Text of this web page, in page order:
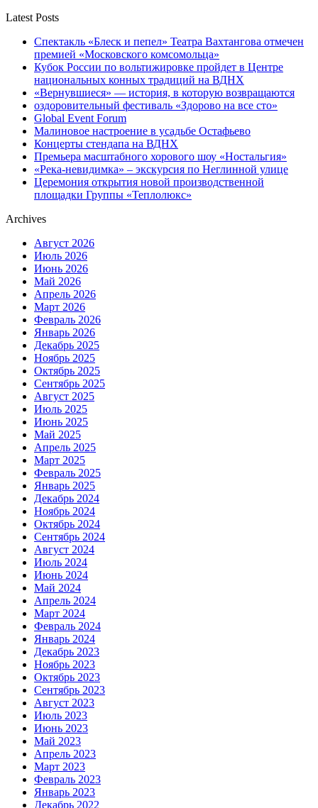
Latest Posts
Спектакль «Блеск и пепел» Театра Вахтангова отмечен
премией «Московского комсомольца»
Кубок России по вольтижировке пройдет в Центре
национальных конных традиций на ВДНХ
«Вернувшиеся» — история, в которую возвращаются
оздоровительный фестиваль «Здорово на все сто»
Global Event Forum
Малиновое настроение в усадьбе Остафьево
Концерты стендапа на ВДНХ
Премьера масштабного хорового шоу «Ностальгия»
«Река-невидимка» – экскурсия по Неглинной улице
Церемония открытия новой производственной
площадки Группы «Теплолюкс»
Archives
Август 2026
Июль 2026
Июнь 2026
Май 2026
Апрель 2026
Март 2026
Февраль 2026
Январь 2026
Декабрь 2025
Ноябрь 2025
Октябрь 2025
Сентябрь 2025
Август 2025
Июль 2025
Июнь 2025
Май 2025
Апрель 2025
Март 2025
Февраль 2025
Январь 2025
Декабрь 2024
Ноябрь 2024
Октябрь 2024
Сентябрь 2024
Август 2024
Июль 2024
Июнь 2024
Май 2024
Апрель 2024
Март 2024
Февраль 2024
Январь 2024
Декабрь 2023
Ноябрь 2023
Октябрь 2023
Сентябрь 2023
Август 2023
Июль 2023
Июнь 2023
Май 2023
Апрель 2023
Март 2023
Февраль 2023
Январь 2023
Декабрь 2022